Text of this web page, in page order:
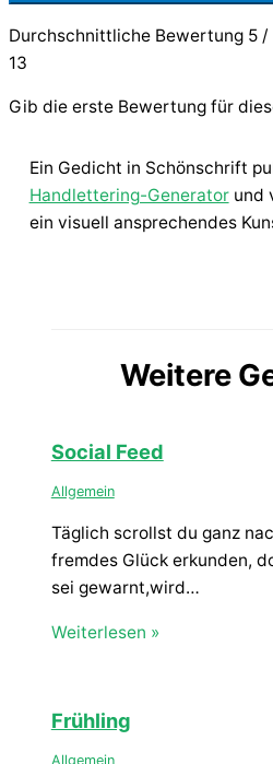
Durchschnittliche Bewertung 5 /
13
Gib die erste Bewertung für
Ein Gedicht in Schönschrift
Handlettering-Generatorund
ein visuell ansprechendes
Weitere
Social Feed
Allgemein
Täglich scrollst du ganz
fremdes Glück erkunden,
sei gewarnt,wird…
Weiterlesen »
Frühling
Allgemein